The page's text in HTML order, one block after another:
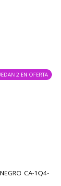
2 EN OFERTA
CA-1Q4-